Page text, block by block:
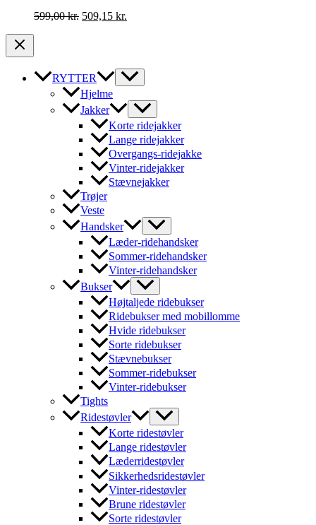
599,00kr. Den
599,00 kr..
509,15 kr.
509,15 kr..
RYTTER
Hjelme
Jakker
Korte ridejakker
Lange ridejakker
Overgangs-ridejakke
Vinter-ridejakker
Stævnejakker
Trøjer
Veste
Handsker
Læder-ridehandsker
Sommer-ridehandsker
Vinter-ridehandsker
Bukser
Højtaljede ridebukser
Ridebukser med mobillomme
Hvide ridebukser
Sorte ridebukser
Stævnebukser
Sommer-ridebukser
Vinter-ridebukser
Tights
Ridestøvler
Korte ridestøvler
Lange ridestøvler
Læderridestøvler
Sikkerhedsridestøvler
Vinter-ridestøvler
Brune ridestøvler
Sorte ridestøvler